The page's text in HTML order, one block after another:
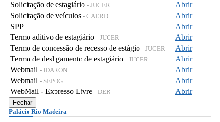
Solicitação de estagiário - JUCER
Abrir
Solicitação de veículos - CAERD
Abrir
SPP
Abrir
Termo aditivo de estagiário - JUCER
Abrir
Termo de concessão de recesso de estágio - JUCER
Abrir
Termo de desligamento de estagiário - JUCER
Abrir
Webmail - IDARON
Abrir
Webmail - SEPOG
Abrir
WebMail - Expresso Livre - DER Abrir
Fechar
Palácio Rio Madeira